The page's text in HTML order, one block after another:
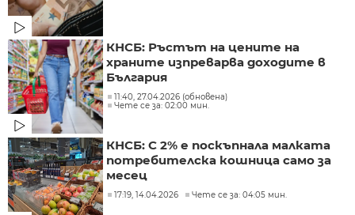
КНСБ: Ръстът на цените на
храните изпреварва доходите в
България
11:40, 27.04.2026 (обновена)
Чете се за: 02:00 мин.
КНСБ: С 2% е поскъпнала малката
потребителска кошница само за
месец
17:19, 14.04.2026 Чете се за: 04:05 мин.